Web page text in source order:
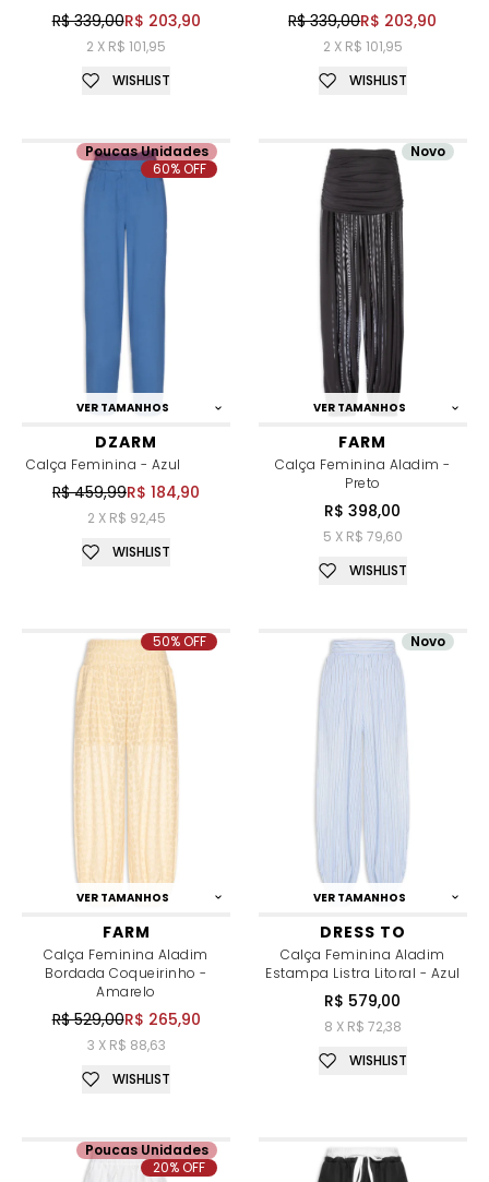
R$ 339,00R$ 203,90
2 X R$ 101,95
WISHLIST
R$ 339,00R$ 203,90
2 X R$ 101,95
WISHLIST
VER TAMANHOS
DZARM
Calça Feminina - Azul
R$ 459,99R$ 184,90
2 X R$ 92,45
Poucas Unidades
60% OFF
WISHLIST
VER TAMANHOS
FARM
Calça Feminina Aladim -
Preto
R$ 398,00
5 X R$ 79,60
Novo
WISHLIST
VER TAMANHOS
FARM
Calça Feminina Aladim
Bordada Coqueirinho -
Amarelo
R$ 529,00R$ 265,90
3 X R$ 88,63
50% OFF
WISHLIST
VER TAMANHOS
DRESS TO
Calça Feminina Aladim
Estampa Listra Litoral - Azul
R$ 579,00
8 X R$ 72,38
Novo
WISHLIST
Poucas Unidades
20% OFF